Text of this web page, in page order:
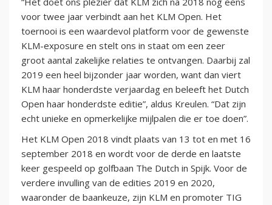
voor twee jaar verbindt aan het KLM Open. Het
toernooi is een waardevol platform voor de gewenste
KLM-exposure en stelt ons in staat om een zeer
groot aantal zakelijke relaties te ontvangen. Daarbij zal
2019 een heel bijzonder jaar worden, want dan viert
KLM haar honderdste verjaardag en beleeft het Dutch
Open haar honderdste editie”, aldus Kreulen. “Dat zijn
echt unieke en opmerkelijke mijlpalen die er toe doen”.
Het KLM Open 2018 vindt plaats van 13 tot en met 16
september 2018 en wordt voor de derde en laatste
keer gespeeld op golfbaan The Dutch in Spijk. Voor de
verdere invulling van de edities 2019 en 2020,
waaronder de baankeuze, zijn KLM en promoter TIG